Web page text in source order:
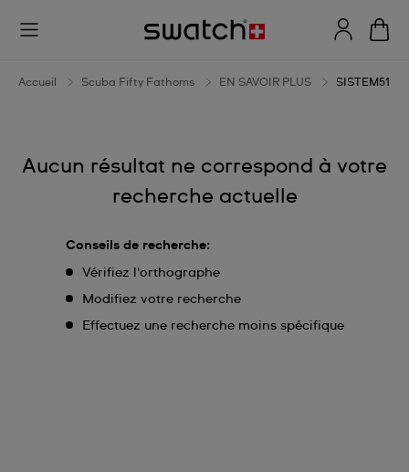
SISTEM51
Accueil Scuba Fifty Fathoms EN SAVOIR PLUS SISTEM51
Aucun résultat ne correspond à votre
recherche actuelle
Conseils de recherche:
Vérifiez l'orthographe
Modifiez votre recherche
Effectuez une recherche moins spécifique